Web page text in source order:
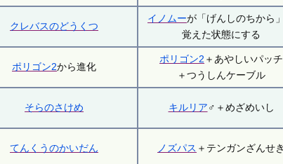
クレバスのどうくつ
イノムーが「げんしのちから
覚えた状態にする
ポリゴン2から進化
ポリゴン2 ＋あやしいパッチ
＋つうしんケーブル
そらのさけめ キルリア♂＋めざめいし
てんくうのかいだん ノズパス ＋テンガンざんせき